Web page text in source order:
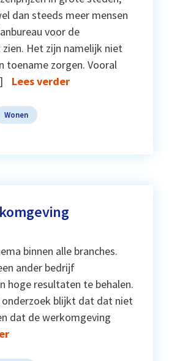
dan steeds meer mensen
voor de
Het zijn namelijk niet
toename zorgen. Vooral
Lees verder
Wonen
binnen alle branches.
ander bedrijf
hoge resultaten te behalen.
blijkt dat dat niet
dat de werkomgeving